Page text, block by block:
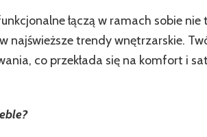
łączą w ramach sobie
najświeższe trendy wnętrzarskie.
co przekłada się na komfort i